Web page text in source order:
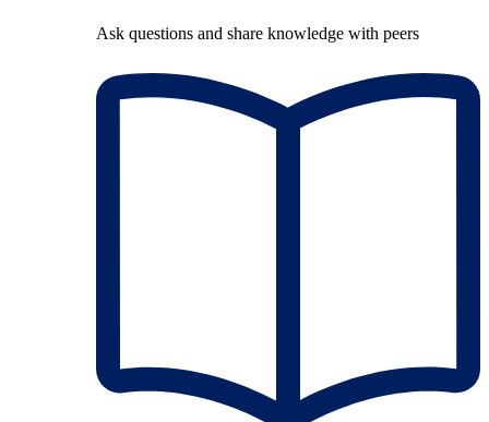
Ask questions and share knowledge with peers